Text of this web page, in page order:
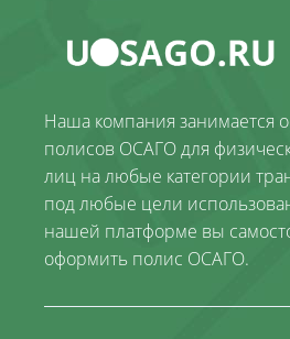
Наша компания занимается
полисов ОСАГО для
лиц на любые категории
под любые цели
нашей платформе вы
оформить полис ОСАГО.